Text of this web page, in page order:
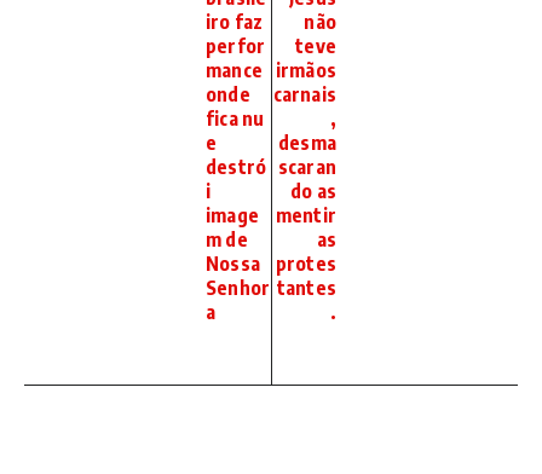
iro faz
perfor
mance
onde
fica nu
e
destró
i
image
m de
Nossa
Senhor
a
não
teve
irmãos
carnais
,
desma
scaran
do as
mentir
as
protes
tantes
.